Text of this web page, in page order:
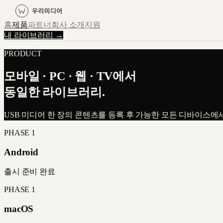
홈제품파트너 회사 소개 지원
내 라이브러리 →
PRODUCT
모바일 · PC · 웹 · TV에서
동일한 라이브러리.
USB 미디어 한 장의 콘텐츠를 등록 후 가능한 모든 디바이스에
PHASE 1
Android
출시 준비 완료
PHASE 1
macOS